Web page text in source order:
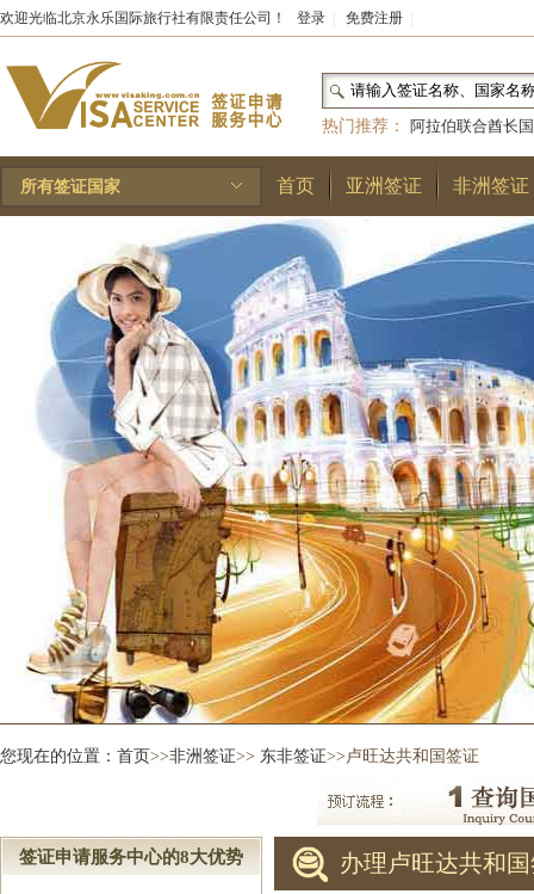
欢迎光临北京永乐国际旅行社有限责任公司！ 登录 免费注册
热门推荐：
阿拉伯联合酋长国
和国|布基纳法索|巴勒斯坦
林王国|安道尔公国|
所有签证国家 首页 亚洲签证 非洲签证
您现在的位置： 首页>>非洲签证>> 东非签证>>卢旺达共和国签证
签证申请服务中心的8大优势 办理卢旺达共和